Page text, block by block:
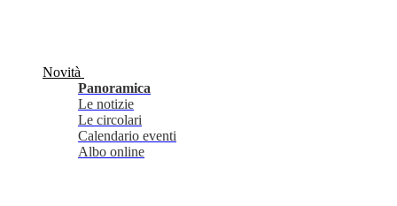
Novità
Panoramica
Le notizie
Le circolari
Calendario eventi
Albo online